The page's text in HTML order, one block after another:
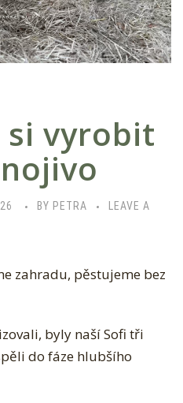
vyrobit
BY PETRA
LEAVE A
zahradu, pěstujeme bez
byly naší Sofi tři
do fáze hlubšího